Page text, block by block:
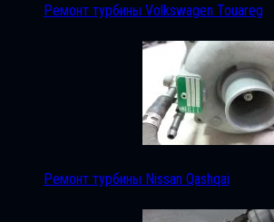
Ремонт турбины Volkswagen Touareg
Ремонт турбины Nissan Qashqai